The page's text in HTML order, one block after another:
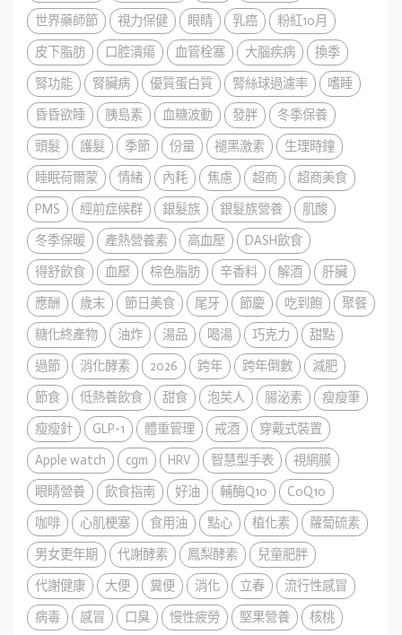
世界藥師節 視力保健 眼睛 乳癌
粉紅10月
皮下脂肪
口腔潰瘍 血管栓塞 大腦疾病
換季
腎功能
腎臟病 優質蛋白質 腎絲球過濾率
嗜睡
昏昏欲睡
胰島素 血糖波動 發胖
冬季保養
頭髮
護髮 季節 份量 褪黑激素
生理時鐘
睡眠荷爾蒙
情緒 內耗 焦慮 超商
超商美食
PMS
經前症候群 銀髮族 銀髮族營養
肌酸
冬季保暖
產熱營養素 高血壓
DASH飲食
得舒飲食
血壓 棕色脂肪 辛香料 解酒
肝臟
應酬
歲末 節日美食 尾牙 節慶 吃到飽
聚餐
糖化終產物
油炸 湯品 喝湯 巧克力
甜點
過節
消化酵素 2026 跨年 跨年倒數
減肥
節食
低熱養飲食 甜食 泡芙人 腸泌素
瘦瘦筆
瘦瘦針
GLP-1 體重管理 戒酒
穿戴式裝置
Apple watch
cgm HRV 智慧型手表
視網膜
眼睛營養
飲食指南 好油 輔酶Q10
CoQ10
咖啡
心肌梗塞 食用油 點心 植化素
蘿蔔硫素
男女更年期
代謝酵素 鳳梨酵素
兒童肥胖
代謝健康
大便 糞便 消化 立春
流行性感冒
病毒
感冒 口臭 慢性疲勞 堅果營養
核桃